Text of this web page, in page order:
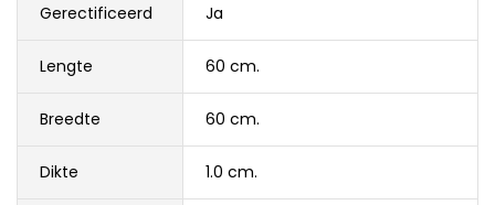
Gerectificeerd Ja
Lengte 60 cm.
Breedte 60 cm.
Dikte 1.0 cm.